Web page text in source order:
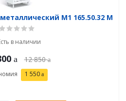
М1 165.50.32 М
в наличии
12 850
1 550